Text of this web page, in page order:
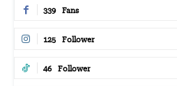
339 Fans
125 Follower
46 Follower